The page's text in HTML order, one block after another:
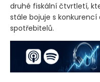
druhé fiskální čtvrtletí,
stále bojuje s
spotřebitelů.